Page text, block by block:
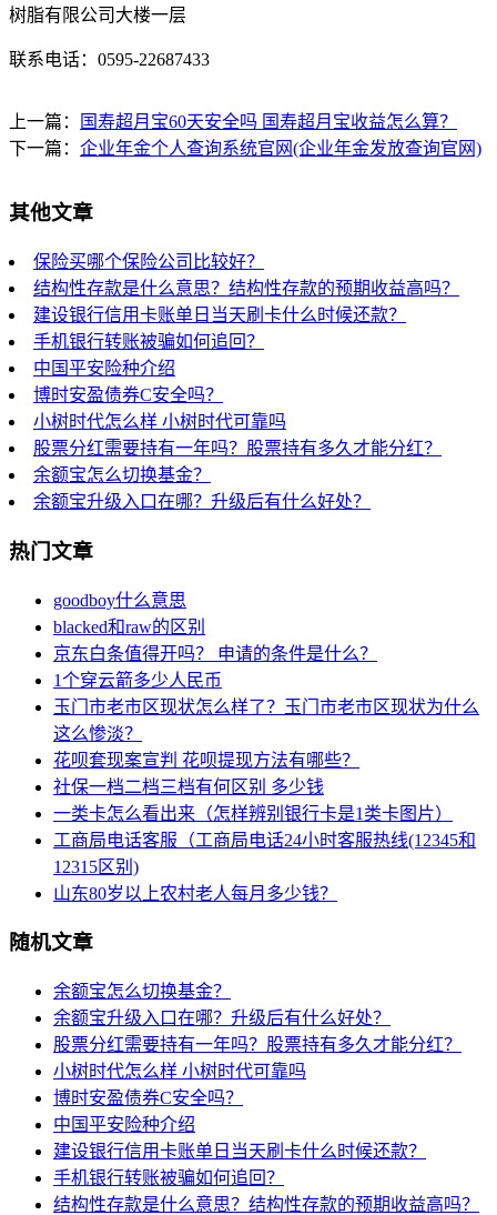
树脂有限公司大楼一层
联系电话：0595-22687433
上一篇：
国寿超月宝60天安全吗 国寿超月宝收益怎么算？
下一篇： 企业年金个人查询系统官网(企业年金发放查询官网)
其他文章
保险买哪个保险公司比较好？
结构性存款是什么意思？结构性存款的预期收益高吗？
建设银行信用卡账单日当天刷卡什么时候还款？
手机银行转账被骗如何追回？
中国平安险种介绍
博时安盈债券C安全吗？
小树时代怎么样 小树时代可靠吗
股票分红需要持有一年吗？股票持有多久才能分红？
余额宝怎么切换基金？
余额宝升级入口在哪？升级后有什么好处？
热门文章
goodboy什么意思
blacked和raw的区别
京东白条值得开吗？ 申请的条件是什么？
1个穿云箭多少人民币
玉门市老市区现状怎么样了？玉门市老市区现状为什么
这么惨淡？
花呗套现案宣判 花呗提现方法有哪些？
社保一档二档三档有何区别 多少钱
一类卡怎么看出来（怎样辨别银行卡是1类卡图片）
工商局电话客服（工商局电话24小时客服热线(12345和
12315区别)
山东80岁以上农村老人每月多少钱？
随机文章
余额宝怎么切换基金？
余额宝升级入口在哪？升级后有什么好处？
股票分红需要持有一年吗？股票持有多久才能分红？
小树时代怎么样 小树时代可靠吗
博时安盈债券C安全吗？
中国平安险种介绍
建设银行信用卡账单日当天刷卡什么时候还款？
手机银行转账被骗如何追回？
结构性存款是什么意思？结构性存款的预期收益高吗？